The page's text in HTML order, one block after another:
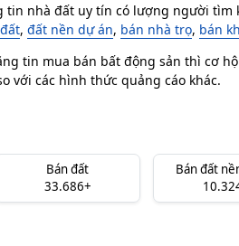
tin nhà đất uy tín có lượng người tìm
, đất nền dự án, bán nhà trọ, bán
tin mua bán bất động sản thì cơ
với các hình thức quảng cáo khác.
Bán đất
33.686+
Bán đất